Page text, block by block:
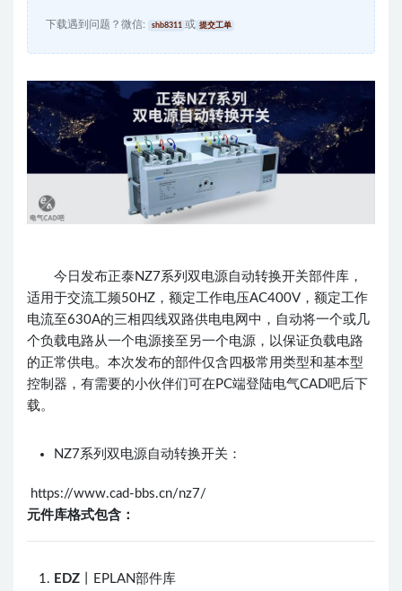
下载遇到问题？微信: shb8311 或 提交工单
今日发布正泰NZ7系列双电源自动转换开关部件库，
适用于交流工频50HZ，额定工作电压AC400V，额定工作
电流至630A的三相四线双路供电电网中，自动将一个或几
个负载电路从一个电源接至另一个电源，以保证负载电路
的正常供电。本次发布的部件仅含四极常用类型和基本型
控制器，有需要的小伙伴们可在PC端登陆电气CAD吧后下
载。
NZ7系列双电源自动转换开关：
https://www.cad-bbs.cn/nz7/
元件库格式包含：
EDZ 丨EPLAN部件库